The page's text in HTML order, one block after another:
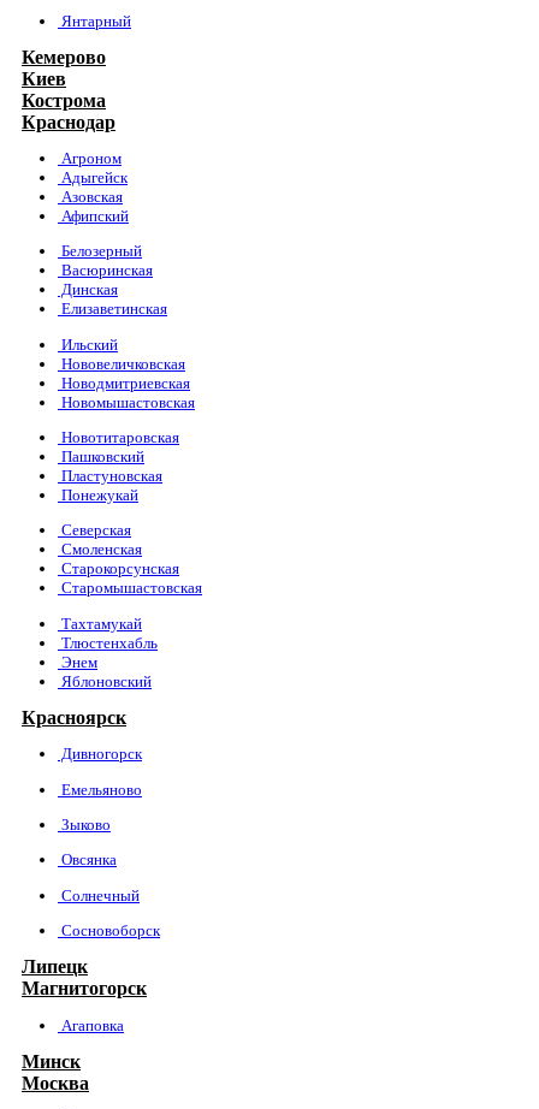
Янтарный
Кемерово
Киев
Кострома
Краснодар
Агроном
Адыгейск
Азовская
Афипский
Белозерный
Васюринская
Динская
Елизаветинская
Ильский
Нововеличковская
Новодмитриевская
Новомышастовская
Новотитаровская
Пашковский
Пластуновская
Понежукай
Северская
Смоленская
Старокорсунская
Старомышастовская
Тахтамукай
Тлюстенхабль
Энем
Яблоновский
Красноярск
Дивногорск
Емельяново
Зыково
Овсянка
Солнечный
Сосновоборск
Липецк
Магнитогорск
Агаповка
Минск
Москва